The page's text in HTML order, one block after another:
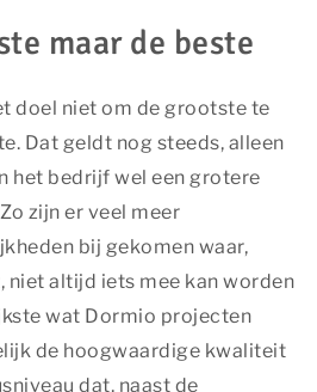
maar de beste
doel niet om de grootste te
Dat geldt nog steeds, alleen
het bedrijf wel een grotere
zijn er veel meer
bij gekomen waar,
altijd iets mee kan worden
wat Dormio projecten
de hoogwaardige kwaliteit
dat, naast de